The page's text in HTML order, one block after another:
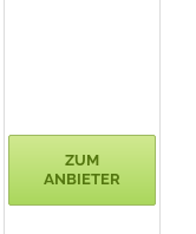
ZUM
ANBIETER